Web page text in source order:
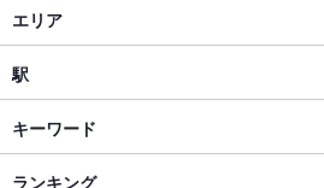
Wi-Fi
バリアフリ
ー
なし ：スタッフが出来る限り
話にてご相談ください。
駐車場
焼き鳥 居酒屋 「三代目」鳥メロ JR橋
居酒屋
和風
浜松 × 居酒屋
浜松 × 和風
エリア
浜松駅
浜松駅 × 居酒屋
浜松駅 × 和風
駅
新浜松駅
第一通り駅
キーワード
からあげ
ランキング